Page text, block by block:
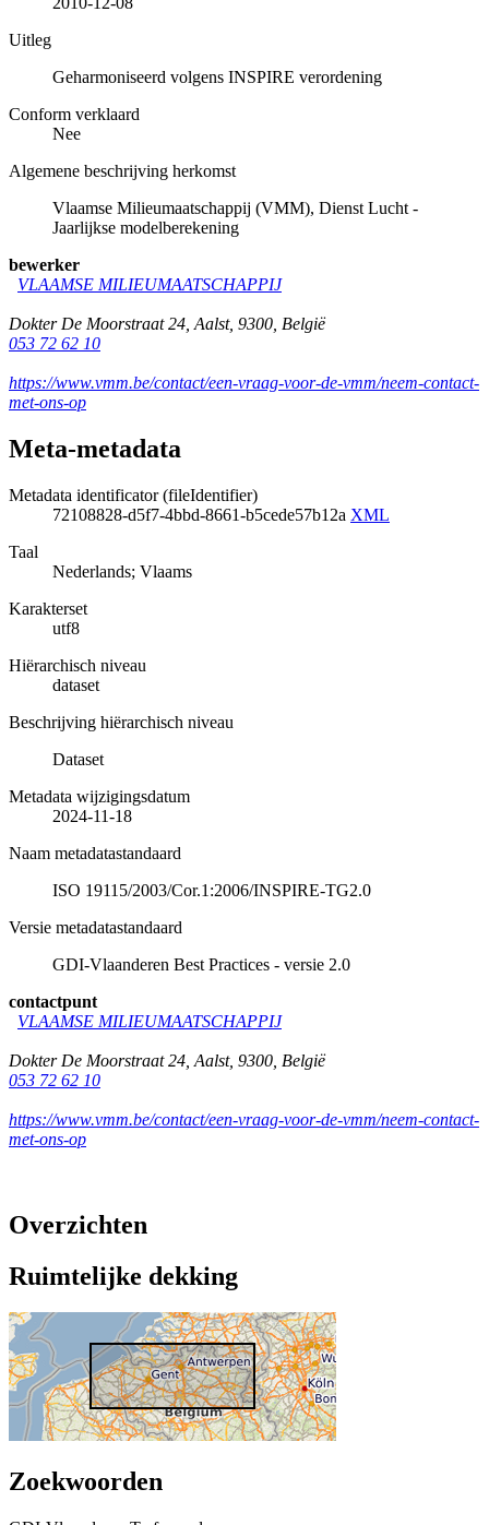
Uitleg
Geharmoniseerd volgens INSPIRE verordening
Conform verklaard
Nee
Algemene beschrijving herkomst
Vlaamse Milieumaatschappij (VMM), Dienst Lucht -
Jaarlijkse modelberekening
bewerker
VLAAMSE MILIEUMAATSCHAPPIJ
Dokter De Moorstraat 24 Aalst, 9300 België
053 72 62 10
https://www.vmm.be/contact/een-vraag-voor-de-vmm/neem-contact-
met-ons-op
Meta-metadata
Metadata identificator (fileIdentifier)
72108828-d5f7-4bbd-8661-b5cede57b12a XML
Taal
Nederlands; Vlaams
Karakterset
utf8
Hiërarchisch niveau
dataset
Beschrijving hiërarchisch niveau
Dataset
Metadata wijzigingsdatum
2024-11-18
Naam metadatastandaard
ISO 19115/2003/Cor.1:2006/INSPIRE-TG2.0
Versie metadatastandaard
GDI-Vlaanderen Best Practices - versie 2.0
contactpunt
VLAAMSE MILIEUMAATSCHAPPIJ
Dokter De Moorstraat 24 Aalst, 9300 België
053 72 62 10
https://www.vmm.be/contact/een-vraag-voor-de-vmm/neem-contact-
met-ons-op
Overzichten
Ruimtelijke dekking
Zoekwoorden